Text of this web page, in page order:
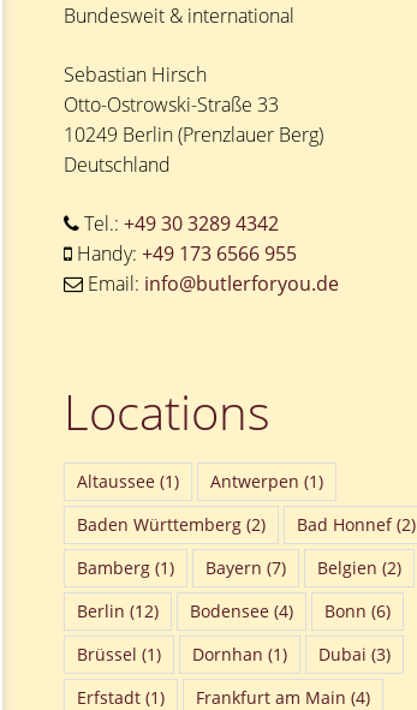
Bundesweit & international
Sebastian Hirsch
Otto-Ostrowski-Straße 33
10249 Berlin (Prenzlauer Berg)
Deutschland
Tel.: +49 30 3289 4342
Handy: +49 173 6566 955
Email: info@butlerforyou.de
Locations
Altaussee(1) Antwerpen (1)
Baden Württemberg(2) Bad Honnef(2)
Bamberg(1) Bayern (7) Belgien (2)
Berlin (12) Bodensee(4) Bonn (6)
Brüssel (1) Dornhan (1) Dubai (3)
Erfstadt(1) Frankfurt am Main (4)